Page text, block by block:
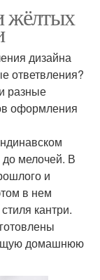
жёлтых
дизайна
ответвления?
разные
оформления
мелочей. В
и
в нем
кантри.
домашнюю